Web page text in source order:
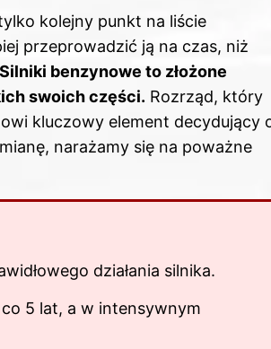
kolejny punkt na liście
przeprowadzić ją na czas, niż
Silniki benzynowe to złożone
swoich części. Rozrząd, który
kluczowy element decydujący
narażamy się na poważne
działania silnika.
5 lat, a w intensywnym